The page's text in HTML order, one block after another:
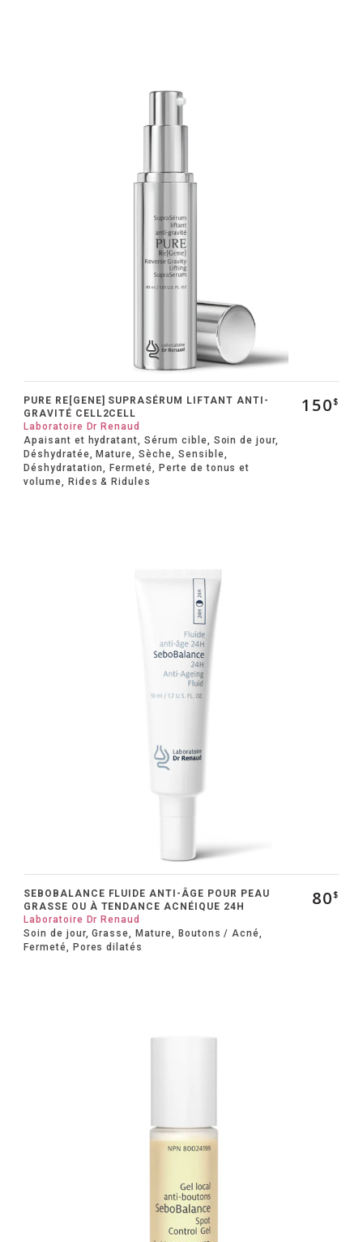
PURE RE[GENE] SUPRASÉRUM LIFTANT ANTI-
GRAVITÉ CELL2CELL
Laboratoire Dr Renaud
Apaisant et hydratant, Sérum cible, Soin de jour,
Déshydratée, Mature, Sèche, Sensible,
Déshydratation, Fermeté, Perte de tonus et
volume, Rides & Ridules
150$
SEBOBALANCE FLUIDE ANTI-ÂGE POUR PEAU
GRASSE OU À TENDANCE ACNÉIQUE 24H
Laboratoire Dr Renaud
Soin de jour, Grasse, Mature, Boutons / Acné,
Fermeté, Pores dilatés
80$
Social
Infolettre
Facebook